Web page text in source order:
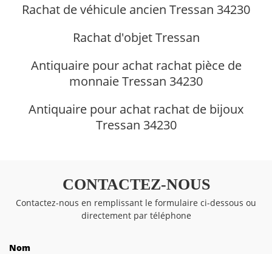
Rachat de véhicule ancien Tressan 34230
Rachat d'objet Tressan
Antiquaire pour achat rachat pièce de
monnaie Tressan 34230
Antiquaire pour achat rachat de bijoux
Tressan 34230
CONTACTEZ-NOUS
Contactez-nous en remplissant le formulaire ci-dessous ou
directement par téléphone
Nom